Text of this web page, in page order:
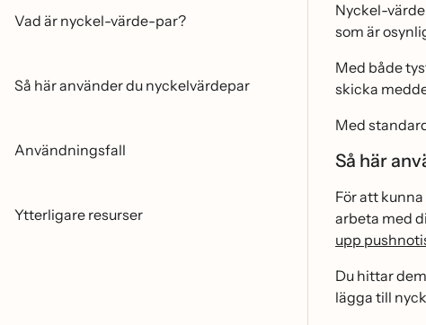
Vad är nyckel-värde-par?
Så här använder du nyckelvärdepar
Användningsfall
Ytterligare resurser
Nyckel-
som är
Med både
skicka
Med
Så här
För att
arbeta med
upp
Du hittar
lägga till